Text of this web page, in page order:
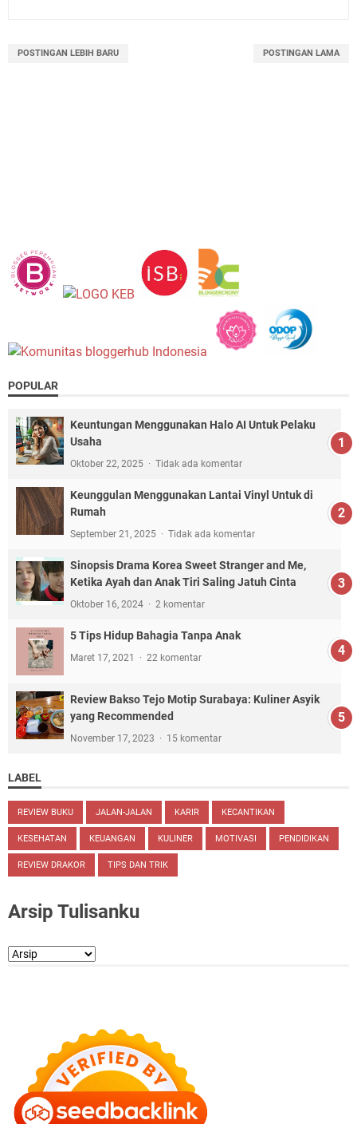
POSTINGAN LEBIH BARU POSTINGAN LAMA
POPULAR
Keuntungan Menggunakan Halo AI Untuk Pelaku
Usaha
Oktober 22, 2025 Tidak ada komentar
Keunggulan Menggunakan Lantai Vinyl Untuk di
Rumah
September 21, 2025 Tidak ada komentar
Sinopsis Drama Korea Sweet Stranger and Me,
Ketika Ayah dan Anak Tiri Saling Jatuh Cinta
Oktober 16, 2024 2 komentar
5 Tips Hidup Bahagia Tanpa Anak
Maret 17, 2021 22 komentar
Review Bakso Tejo Motip Surabaya: Kuliner Asyik
yang Recommended
November 17, 2023 15 komentar
LABEL
REVIEW BUKU JALAN-JALAN KARIR KECANTIKAN
KESEHATAN KEUANGAN KULINER MOTIVASI PENDIDIKAN
REVIEW DRAKOR TIPS DAN TRIK
Arsip Tulisanku